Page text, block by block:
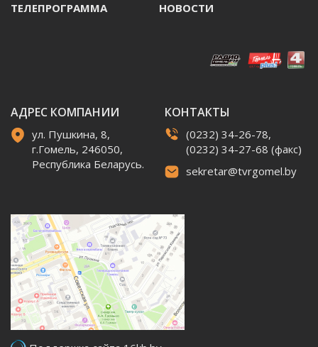
ТЕЛЕПРОГРАММА НОВОСТИ
АДРЕС КОМПАНИИ
ул. Пушкина, 8,
г.Гомель, 246050,
Республика Беларусь.
КОНТАКТЫ
(0232) 34-26-78,
(0232) 34-27-68 (факс)
sekretar@tvrgomel.by